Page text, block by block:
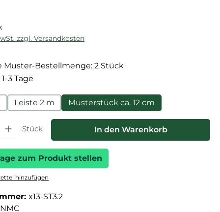
zzgl. Versandkosten
Muster-Bestellmenge: 2 Stück
3 Tage
Leiste 2 m Musterstück ca. 12 cm
Gib den gewünschten Wert ein oder benutze die
Stück In den Warenkorb
zum Produkt stellen
hinzufügen
x13-ST3.2
NMC